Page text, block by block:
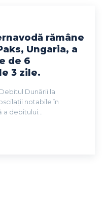
rămâne
Ungaria, a
de 6
3 zile.
Dunării la
notabile în
a debitului...